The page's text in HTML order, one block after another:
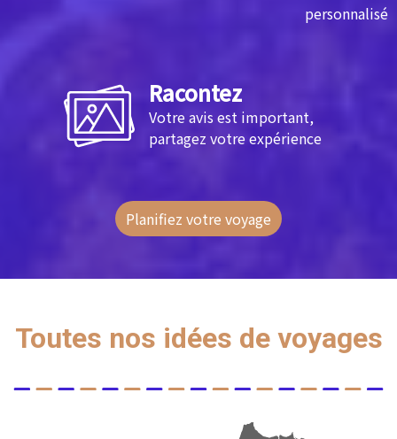
personnalisé
Racontez
Votre avis est important,
partagez votre expérience
Planifiez votre voyage
Toutes nos idées de voyages